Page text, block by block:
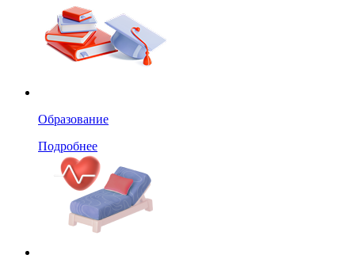
Образование
Подробнее